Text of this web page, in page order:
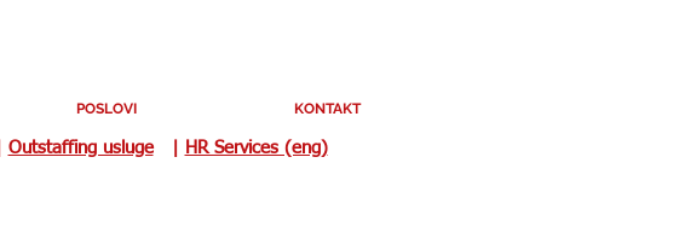
POSLOVI KONTAKT
Outstaffing usluge| HR Services (eng)